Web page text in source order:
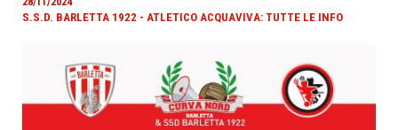
S.S.D. BARLETTA 1922 - ATLETICO ACQUAVIVA: TUTTE LE INFO